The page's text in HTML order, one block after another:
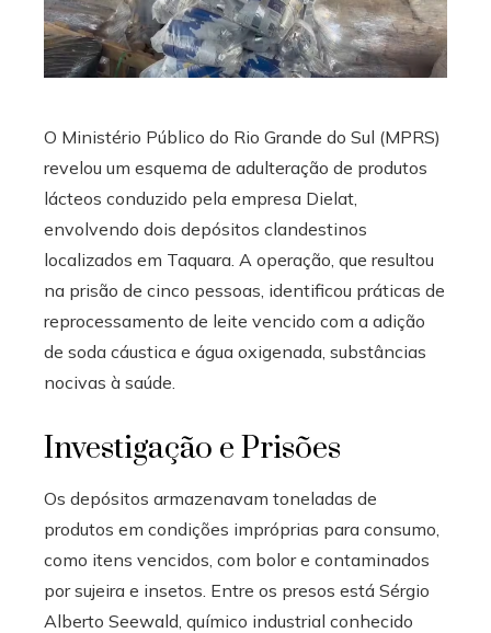
O Ministério Público do Rio Grande do Sul (MPRS)
revelou um esquema de adulteração de produtos
lácteos conduzido pela empresa Dielat,
envolvendo dois depósitos clandestinos
localizados em Taquara. A operação, que resultou
na prisão de cinco pessoas, identificou práticas de
reprocessamento de leite vencido com a adição
de soda cáustica e água oxigenada, substâncias
nocivas à saúde.
Investigação e Prisões
Os depósitos armazenavam toneladas de
produtos em condições impróprias para consumo,
como itens vencidos, com bolor e contaminados
por sujeira e insetos. Entre os presos está Sérgio
Alberto Seewald, químico industrial conhecido